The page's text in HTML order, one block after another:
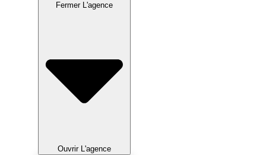
Fermer L'agence
Ouvrir L'agence